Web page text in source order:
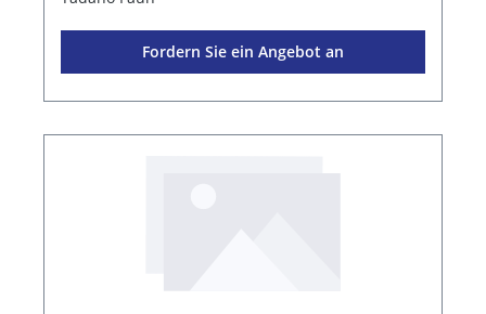
Fordern Sie ein Angebot an